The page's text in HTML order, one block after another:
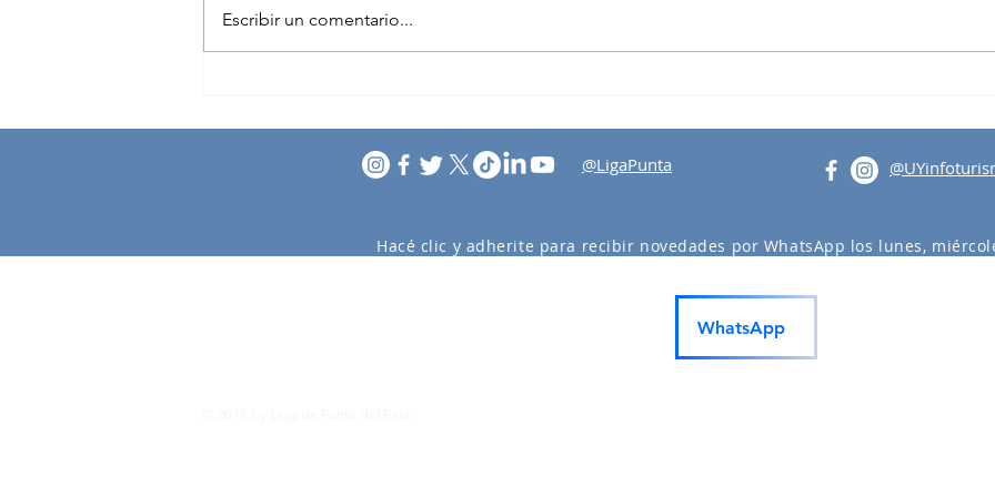
Bancada Maldonado
Escribir un comentario...
@LigaPunta
Hacé clic y adherite para recibir novedades por WhatsApp los lunes,
WhatsApp